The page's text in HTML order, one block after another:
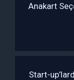
Anakart
Start-